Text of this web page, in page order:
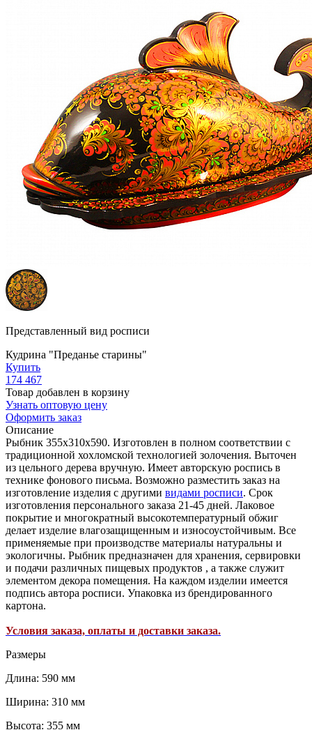
Представленный вид росписи
Кудрина "Преданье старины"
Купить
174 467
Товар добавлен в корзину
Узнать оптовую цену
Оформить заказ
Описание
Рыбник 355х310х590. Изготовлен в полном соответствии с
традиционной хохломской технологией золочения. Выточен
из цельного дерева вручную. Имеет авторскую роспись в
технике фонового письма. Возможно разместить заказ на
изготовление изделия с другими видами росписи. Срок
изготовления персонального заказа 21-45 дней. Лаковое
покрытие и многократный высокотемпературный обжиг
делает изделие влагозащищенным и износоустойчивым. Все
применяемые при производстве материалы натуральны и
экологичны. Рыбник предназначен для хранения, сервировки
и подачи различных пищевых продуктов , а также служит
элементом декора помещения. На каждом изделии имеется
подпись автора росписи. Упаковка из брендированного
картона.
Условия заказа, оплаты и доставки заказа.
Размеры
Длина: 590 мм
Ширина: 310 мм
Высота: 355 мм